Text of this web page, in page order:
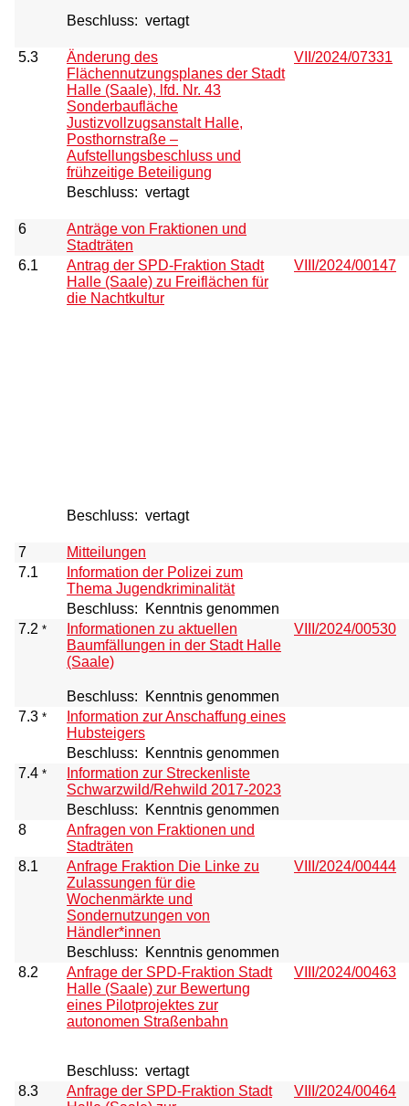
Beschluss: vertagt
5.3
Änderung des
Flächennutzungsplanes der Stadt
Halle (Saale), lfd. Nr. 43
Sonderbaufläche
Justizvollzugsanstalt Halle,
Posthornstraße –
Aufstellungsbeschluss und
frühzeitige Beteiligung
VII/2024/07331
Beschluss: vertagt
6
Anträge von Fraktionen und
Stadträten
6.1
Antrag der SPD-Fraktion Stadt
Halle (Saale) zu Freiflächen für
die Nachtkultur
VIII/2024/00147
Beschluss: vertagt
7
Mitteilungen
7.1
Information der Polizei zum
Thema Jugendkriminalität
Beschluss:
Kenntnis genommen
7.2 *
Informationen zu aktuellen
Baumfällungen in der Stadt Halle
(Saale)
VIII/2024/00530
Beschluss:
Kenntnis genommen
7.3 *
Information zur Anschaffung eines
Hubsteigers
Beschluss:
Kenntnis genommen
7.4 *
Information zur Streckenliste
Schwarzwild/Rehwild 2017-2023
Beschluss:
Kenntnis genommen
8
Anfragen von Fraktionen und
Stadträten
8.1
Anfrage Fraktion Die Linke zu
Zulassungen für die
Wochenmärkte und
Sondernutzungen von
Händler*innen
VIII/2024/00444
Beschluss:
Kenntnis genommen
8.2
Anfrage der SPD-Fraktion Stadt
Halle (Saale) zur Bewertung
eines Pilotprojektes zur
autonomen Straßenbahn
VIII/2024/00463
Beschluss: vertagt
8.3
Anfrage der SPD-Fraktion Stadt
VIII/2024/00464